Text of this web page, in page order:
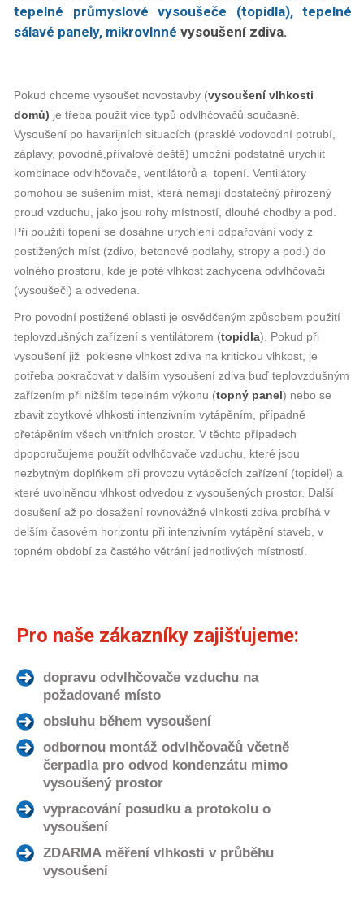
tepelné průmyslové vysoušeče (topidla), tepelné
sálavé panely, mikrovlnné vysoušení zdiva.
Pokud chceme vysoušet novostavby (vysoušení vlhkosti
domů) je třeba použít více typů odvlhčovačů současně.
Vysoušení po havarijních situacích (prasklé vodovodní potrubí,
záplavy, povodně,přívalové deště) umožní podstatně urychlit
kombinace odvlhčovače, ventilátorů a topení. Ventilátory
pomohou se sušením míst, která nemají dostatečný přirozený
proud vzduchu, jako jsou rohy místností, dlouhé chodby a pod.
Při použití topení se dosáhne urychlení odpařování vody z
postižených míst (zdivo, betonové podlahy, stropy a pod.) do
volného prostoru, kde je poté vlhkost zachycena odvlhčovači
(vysoušeči) a odvedena.
Pro povodní postižené oblasti je osvědčeným způsobem použití
teplovzdušných zařízení s ventilátorem (topidla). Pokud při
vysoušení již poklesne vlhkost zdiva na kritickou vlhkost, je
potřeba pokračovat v dalším vysoušení zdiva buď teplovzdušným
zařízením při nižším tepelném výkonu (topný panel) nebo se
zbavit zbytkové vlhkosti intenzivním vytápěním, případně
přetápěním všech vnitřních prostor. V těchto případech
dpoporučujeme použít odvlhčovače vzduchu, které jsou
nezbytným doplňkem při provozu vytápěcích zařízení (topidel) a
které uvolněnou vlhkost odvedou z vysoušených prostor. Další
dosušení až po dosažení rovnovážné vlhkosti zdiva probíhá v
delším časovém horizontu při intenzivním vytápění staveb, v
topném období za častého větrání jednotlivých místností.
Pro naše zákazníky zajišťujeme:
dopravu odvlhčovače vzduchu na
požadované místo
obsluhu během vysoušení
odbornou montáž odvlhčovačů včetně
čerpadla pro odvod kondenzátu mimo
vysoušený prostor
vypracování posudku a protokolu o
vysoušení
ZDARMA měření vlhkosti v průběhu
vysoušení